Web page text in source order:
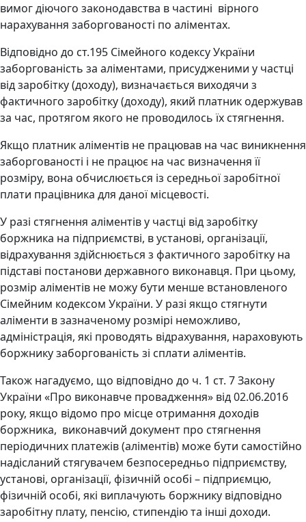
вимог діючого законодавства в частині вірного
нарахування заборгованості по аліментах.
Відповідно до ст.195 Сімейного кодексу України
заборгованість за аліментами, присудженими у частці
від заробітку (доходу), визначається виходячи з
фактичного заробітку (доходу), який платник одержував
за час, протягом якого не проводилось їх стягнення.
Якщо платник аліментів не працював на час виникнення
заборгованості і не працює на час визначення її
розміру, вона обчислюється із середньої заробітної
плати працівника для даної місцевості.
У разі стягнення аліментів у частці від заробітку
боржника на підприємстві, в установі, організації,
відрахування здійснюється з фактичного заробітку на
підставі постанови державного виконавця. При цьому,
розмір аліментів не можу бути менше встановленого
Сімейним кодексом України. У разі якщо стягнути
аліменти в зазначеному розмірі неможливо,
адміністрація, які проводять відрахування, нараховують
боржнику заборгованість зі сплати аліментів.
Також нагадуємо, що відповідно до ч. 1 ст. 7 Закону
України «Про виконавче провадження» від 02.06.2016
року, якщо відомо про місце отримання доходів
боржника, виконавчий документ про стягнення
періодичних платежів (аліментів) може бути самостійно
надісланий стягувачем безпосередньо підприємству,
установі, організації, фізичній особі – підприємцю,
фізичній особі, які виплачують боржнику відповідно
заробітну плату, пенсію, стипендію та інші доходи.